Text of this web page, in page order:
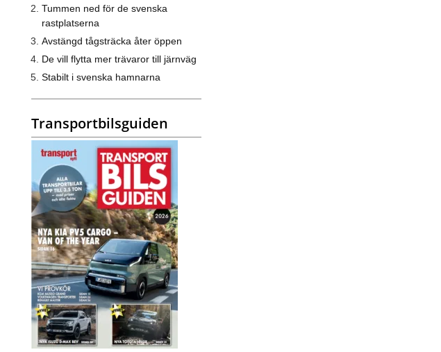
Tummen ned för de svenska
rastplatserna
Avstängd tågsträcka åter öppen
De vill flytta mer trävaror till järnväg
Stabilt i svenska hamnarna
Transportbilsguiden